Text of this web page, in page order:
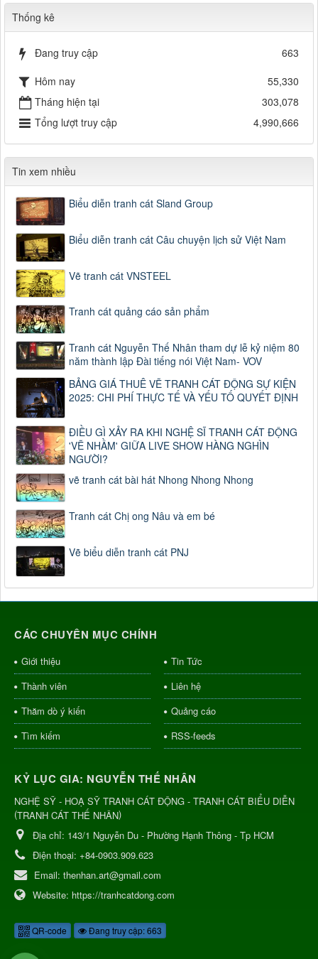
Thống kê
Đang truy cập
663
Hôm nay
55,330
Tháng hiện tại
303,078
Tổng lượt truy cập
4,990,666
Tin xem nhiều
Biểu diễn tranh cát Sland Group
Biểu diễn tranh cát Câu chuyện lịch sử Việt Nam
Vẽ tranh cát VNSTEEL
Tranh cát quảng cáo sản phẩm
Tranh cát Nguyễn Thế Nhân tham dự lễ kỷ niệm 80
năm thành lập Đài tiếng nói Việt Nam- VOV
BẢNG GIÁ THUÊ VẼ TRANH CÁT ĐỘNG SỰ KIỆN
2025: CHI PHÍ THỰC TẾ VÀ YẾU TỐ QUYẾT ĐỊNH
ĐIỀU GÌ XẢY RA KHI NGHỆ SĨ TRANH CÁT ĐỘNG
'VẼ NHẦM' GIỮA LIVE SHOW HÀNG NGHÌN
NGƯỜI?
vẽ tranh cát bài hát Nhong Nhong Nhong
Tranh cát Chị ong Nâu và em bé
Vẽ biểu diễn tranh cát PNJ
CÁC CHUYÊN MỤC CHÍNH
Giới thiệu
Tin Tức
Thành viên
Liên hệ
Thăm dò ý kiến
Quảng cáo
Tìm kiếm
RSS-feeds
KỶ LỤC GIA: NGUYỄN THẾ NHÂN
NGHỆ SỸ - HOẠ SỸ TRANH CÁT ĐỘNG - TRANH CÁT BIỂU DIỄN
(TRANH CÁT THẾ NHÂN)
Địa chỉ: 143/1 Nguyễn Du - Phường Hạnh Thông - Tp HCM
Điện thoại: +84-0903.909.623
Email: thenhan.art@gmail.com
Website: https://tranhcatdong.com
QR-code Đang truy cập: 663